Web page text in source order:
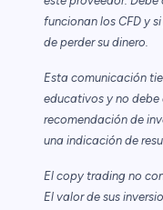
funcionan los CFD y
de perder su dinero.
Esta comunicación
educativos y no debe
recomendación de
una indicación de
El copy trading no
El valor de sus